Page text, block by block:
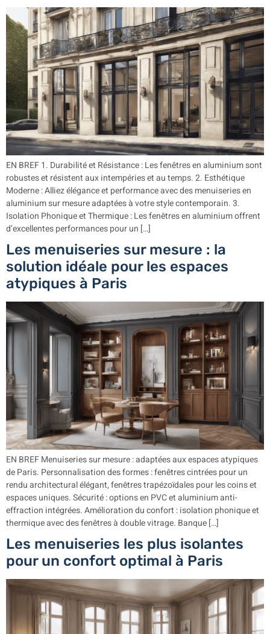
EN BREF 1. Durabilité et Résistance : Les fenêtres en aluminium sont
robustes et résistent aux intempéries et au temps. 2. Esthétique
Moderne : Alliez élégance et performance avec des menuiseries en
aluminium sur mesure adaptées à votre style contemporain. 3.
Isolation Phonique et Thermique : Les fenêtres en aluminium offrent
d’excellentes performances pour un […]
Les menuiseries sur mesure : la
solution idéale pour les espaces
atypiques à Paris
EN BREF Menuiseries sur mesure : adaptées aux espaces atypiques
de Paris. Personnalisation des formes : fenêtres cintrées pour un
rendu architectural élégant, fenêtres trapézoïdales pour les coins et
espaces uniques. Sécurité : options en PVC et aluminium anti-
effraction intégrées. Amélioration du confort : isolation phonique et
thermique avec des fenêtres à double vitrage. Banque […]
Les menuiseries les plus isolantes
pour un confort optimal à Paris